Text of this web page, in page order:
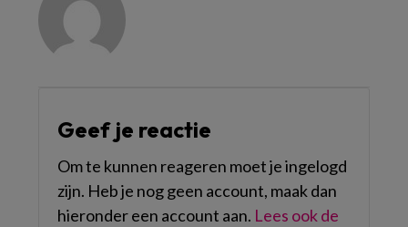
Geef je reactie
Om te kunnen reageren moet je ingelogd
zijn. Heb je nog geen account, maak dan
hieronder een account aan. Lees ook de